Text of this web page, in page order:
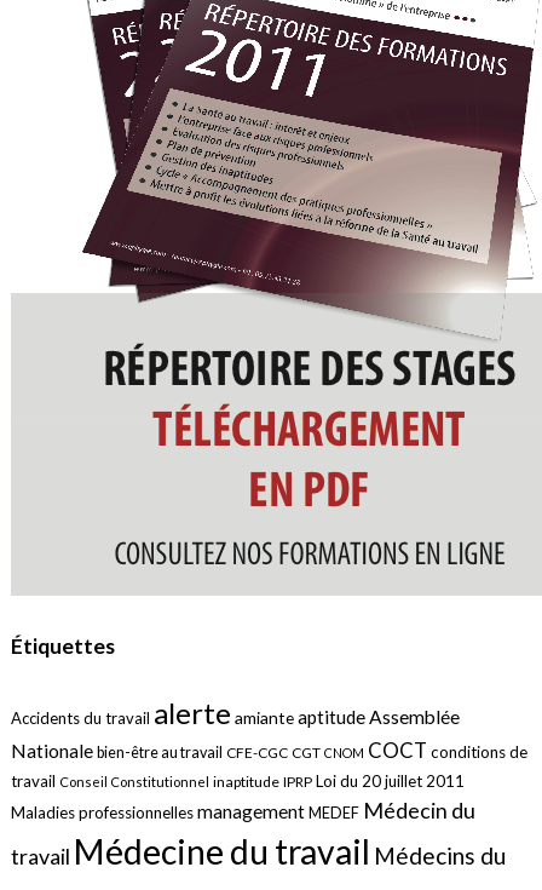
Étiquettes
Accidents du travail alerte amianteaptitude Assemblée
Nationale bien-être au travail CFE-CGC CGT CNOM COCT conditions de
travail Conseil Constitutionnel inaptitude IPRP Loi du 20 juillet 2011
Maladies professionnellesmanagement MEDEF Médecin du
travail Médecine du travail Médecins du